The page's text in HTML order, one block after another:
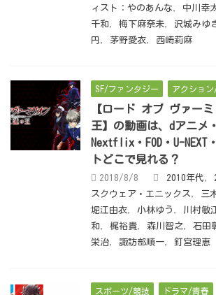
ィスト：やのあんな, 中川幸
千和, 梅下麻奈未, 沢城みゆ
円 , 茅野愛衣, 西崎莉麻
SF/ファンタジー アクショ
【ロード オブ ヴァー
王】の動画は、dアニメ
Nextflix・FOD・U-NEXT
トどこで見れる？
2018/8/8 2010年代,
スクウェア・エニックス, 三
堀江由衣, 小林ゆう , 川村敏
和, 梶裕貴, 森川智之, 石田
栄治, 諏訪部順一, 釘宮理恵
スポーツ/競技 ドラマ/青春